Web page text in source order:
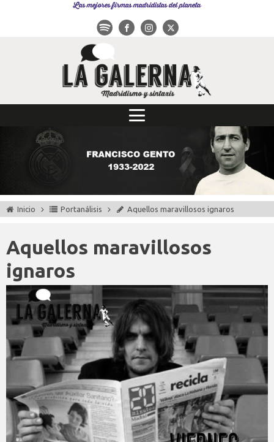
Las mejores firmas madridistas del planeta
Inicio Portanálisis Aquellos maravillosos ignaros
Aquellos maravillosos
ignaros